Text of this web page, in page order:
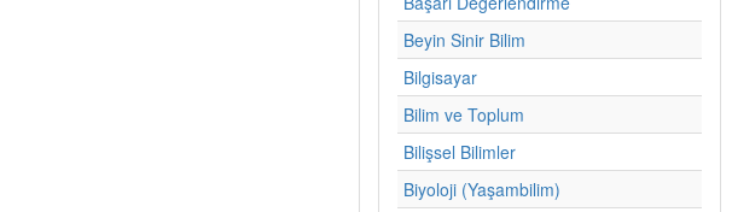
Beyin Sinir Bilim
Bilgisayar
Bilim ve Toplum
Bilişsel Bilimler
Biyoloji (Yaşambilim)